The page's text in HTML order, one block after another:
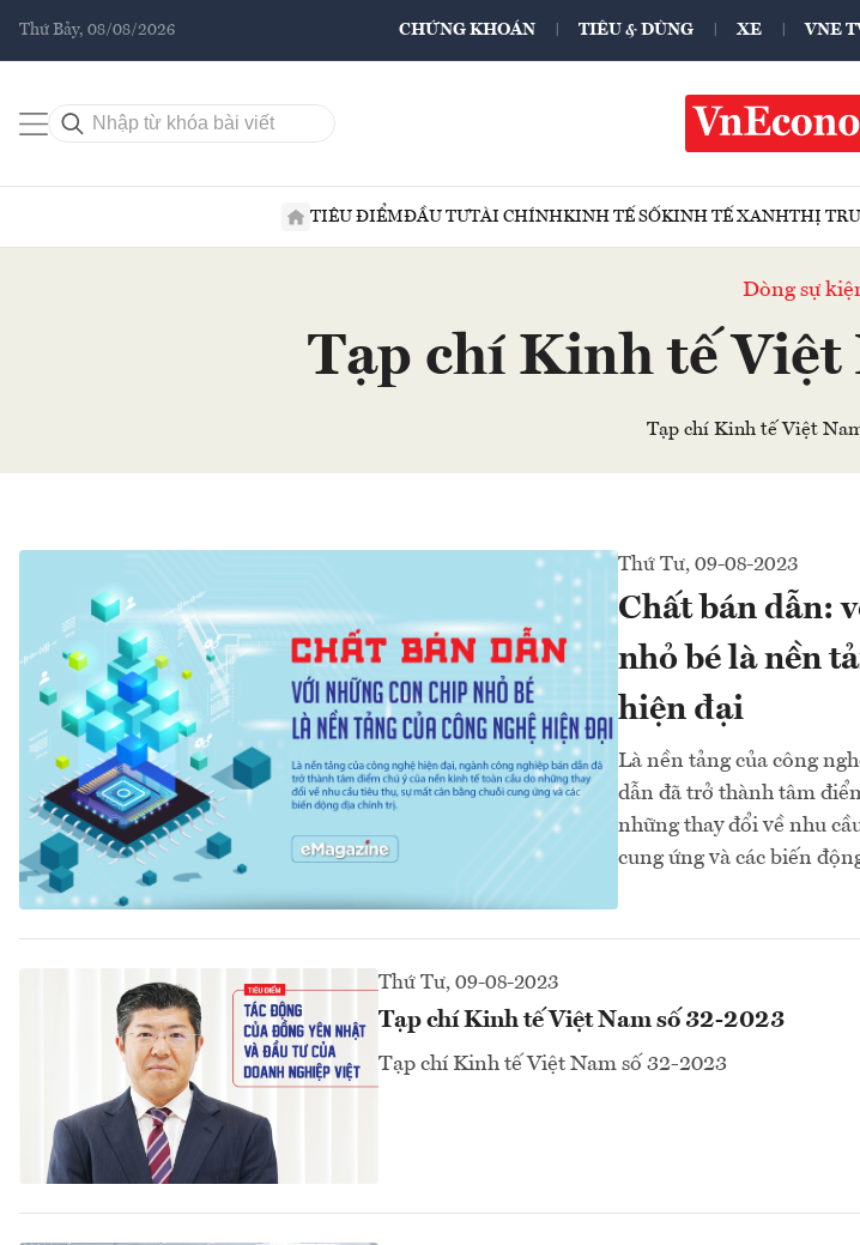
Thứ Bảy, 08/08/2026 CHỨNG KHOÁN TIÊU & DÙNG XE VNE
TIÊU ĐIỂMĐẦU TƯTÀI CHÍNHKINH TẾ SỐKINH TẾ XANHTHỊ
Dòng sự
Tạp chí Kinh tế Việt
Tạp chí Kinh tế Việt
Thứ Tư, 09-08-2023
Chất bán dẫn:
nhỏ bé là nền
hiện đại
Là nền tảng của công
dẫn đã trở thành tâm
những thay đổi về nhu
cung ứng và các biến
Thứ Tư, 09-08-2023
Tạp chí Kinh tế Việt Nam số 32-2023
Tạp chí Kinh tế Việt Nam số 32-2023